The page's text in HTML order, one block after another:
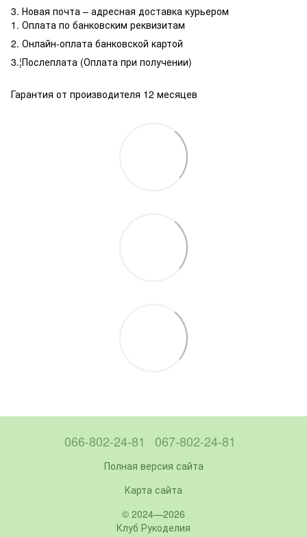
3. Новая почта – адресная доставка курьером
1. Оплата по банковским реквизитам
2. Онлайн-оплата банковской картой
3.¦Послеплата (Оплата при получении)
Гарантия от производителя 12 месяцев
066-802-24-81 067-802-24-81
Полная версия сайта
Карта сайта
© 2024—2026
Клуб Рукоделия